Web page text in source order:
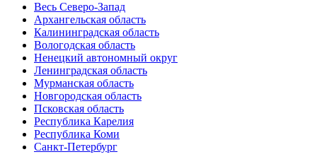
Весь Северо-Запад
Архангельская область
Калининградская область
Вологодская область
Ненецкий автономный округ
Ленинградская область
Мурманская область
Новгородская область
Псковская область
Республика Карелия
Республика Коми
Санкт-Петербург